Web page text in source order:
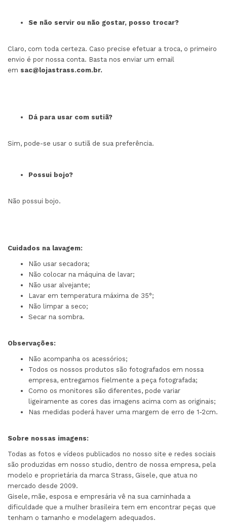
Se não servir ou não gostar, posso trocar?
Claro, com toda certeza. Caso precise efetuar a troca, o primeiro
envio é por nossa conta. Basta nos enviar um email
em sac@lojastrass.com.br.
Dá para usar com sutiã?
Sim, pode-se usar o sutiã de sua preferência.
Possui bojo?
Não possui bojo.
Cuidados na lavagem:
Não usar secadora;
Não colocar na máquina de lavar;
Não usar alvejante;
Lavar em temperatura máxima de 35°;
Não limpar a seco;
Secar na sombra.
Observações:
Não acompanha os acessórios;
Todos os nossos produtos são fotografados em nossa
empresa, entregamos fielmente a peça fotografada;
Como os monitores são diferentes, pode variar
ligeiramente as cores das imagens acima com as originais;
Nas medidas poderá haver uma margem de erro de 1-2cm.
Sobre nossas imagens:
Todas as fotos e vídeos publicados no nosso site e redes sociais
são produzidas em nosso studio, dentro de nossa empresa, pela
modelo e proprietária da marca Strass, Gisele, que atua no
mercado desde 2009.
Gisele, mãe, esposa e empresária vê na sua caminhada a
dificuldade que a mulher brasileira tem em encontrar peças que
tenham o tamanho e modelagem adequados.